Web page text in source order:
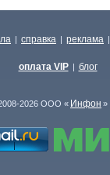
| справка | реклама |
оплата VIP | блог
2026 ООО « Инфон »